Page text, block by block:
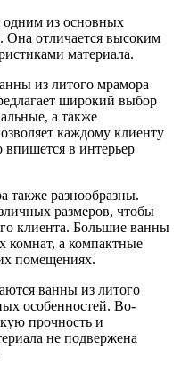
одним из основных
отличается высоким
материала.
из литого мрамора
широкий выбор
а также
каждому клиенту
впишется в интерьер
также разнообразны.
размеров, чтобы
клиента. Большие ванны
комнат, а компактные
помещениях.
ванны из литого
особенностей. Во-
прочность и
не подвержена